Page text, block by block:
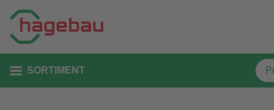
SORTIMENT